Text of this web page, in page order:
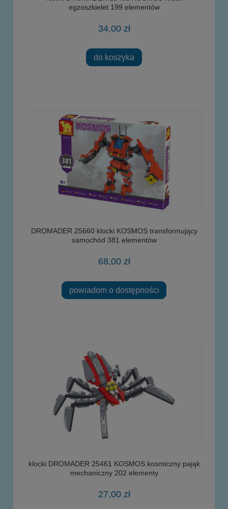
egzoszkielet 199 elementów
34,00 zł
do koszyka
DROMADER 25660 klocki KOSMOS transformujący
samochód 381 elementów
68,00 zł
powiadom o dostępności
klocki DROMADER 25461 KOSMOS kosmiczny pająk
mechaniczny 202 elementy
27,00 zł